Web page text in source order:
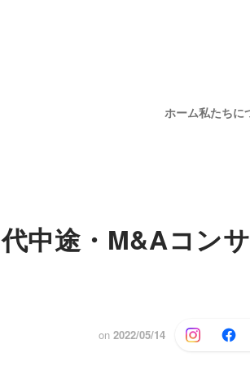
ホーム私たちに
代中途・M&Aコン
on 2022/05/14